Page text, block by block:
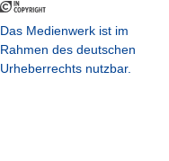
Das Medienwerk ist im
Rahmen des deutschen
Urheberrechts nutzbar.